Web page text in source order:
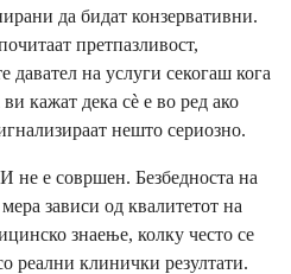
да бидат конзервативни.
претпазливост,
давател на услуги секогаш кога
кажат дека сè е во ред ако
нешто сериозно.
не е совршен. Безбедноста на
зависи од квалитетот на
знаење, колку често се
реални клинички резултати.